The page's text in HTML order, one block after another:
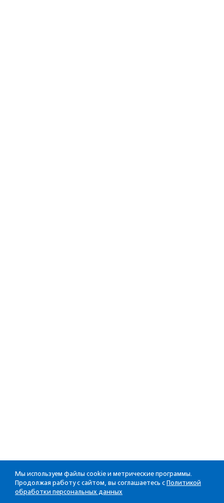
Мы используем файлы cookie и метрические программы.
Продолжая работу с сайтом, вы соглашаетесь с Политикой
обработки персональных данных